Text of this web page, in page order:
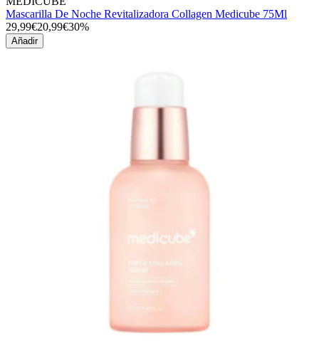
Mascarilla De Noche Revitalizadora Collagen Medicube 75Ml
29,99€20,99€30%
Añadir